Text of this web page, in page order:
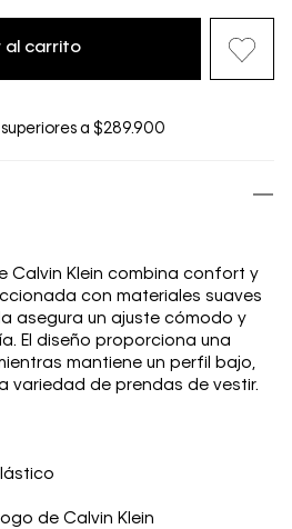
al carrito
a $289.900
Calvin Klein combina confort y
con materiales suaves
asegura un ajuste cómodo y
El diseño proporciona una
mantiene un perfil bajo,
variedad de prendas de vestir.
de Calvin Klein